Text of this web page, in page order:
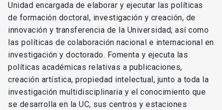
Unidad encargada de elaborar y ejecutar las políticas
de formación doctoral, investigación y creación, de
innovación y transferencia de la Universidad; así como
las políticas de colaboración nacional e internacional en
investigación y doctorado. Fomenta y ejecuta las
políticas académicas relativas a publicaciones,
creación artística, propiedad intelectual, junto a toda la
investigación multidisciplinaria y el conocimiento que
se desarrolla en la UC, sus centros y estaciones